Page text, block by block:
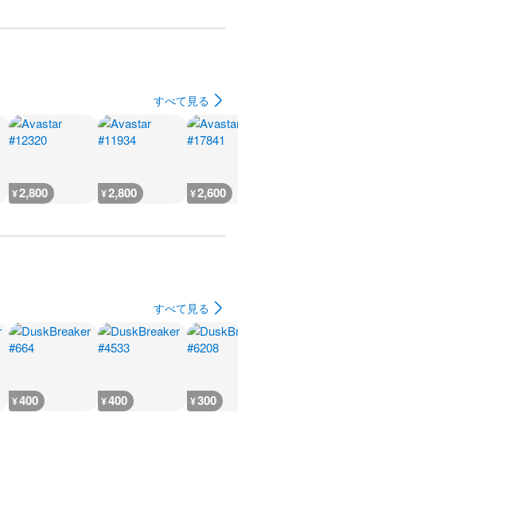
すべて見る
¥2,800 ¥2,800 ¥2,600
すべて見る
¥400 ¥400 ¥300